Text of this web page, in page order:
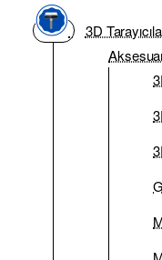
3D